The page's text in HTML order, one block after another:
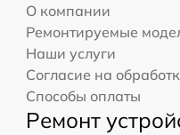
О компании
Ремонтируемые
Наши услуги
Согласие на
Способы оплаты
Ремонт